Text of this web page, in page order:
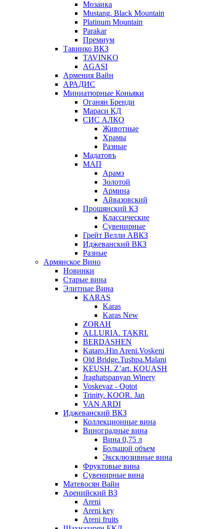
Мозаика
Mustang. Black Mountain
Platinum Mountain
Parakar
Премиум
Тавинко ВКЗ
TAVINKO
AGASI
Армения Вайн
АРАДИС
Миниатюрные Коньяки
Оганян Бренди
Мараси КД
СИС АЛКО
Животные
Храмы
Разные
Мадатовъ
МАП
Арамэ
Золотой
Армина
Айвазовский
Прошянский КЗ
Классические
Сувенирные
Грейт Велли АВКЗ
Иджеванский ВКЗ
Разные
Армянское Вино
Новинки
Старые вина
Элитные Вина
KARAS
Karas
Karas New
ZORAH
ALLURIA. TAKRI.
BERDASHEN
Kataro.Hin Areni.Voskeni
Old Bridge.Tushpa.Malani
KEUSH. Z’art. KOUASH
Jraghatspanyan Winery
Voskevaz - Qotot
Trinity. KOOR. Jan
VAN ARDI
Иджеванский ВКЗ
Коллекционные вина
Виноградные вина
Вина 0,75 л
Большой объем
Эксклюзивные вина
Фруктовые вина
Cувенирные вина
Матевосян Вайн
Аренийский ВЗ
Areni
Areni key
Areni fruits